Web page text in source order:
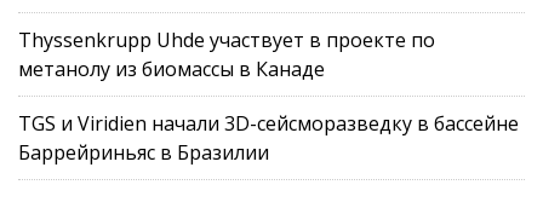
Thyssenkrupp Uhde участвует в проекте по
метанолу из биомассы в Канаде
TGS и Viridien начали 3D-сейсморазведку в бассейне
Баррейриньяс в Бразилии